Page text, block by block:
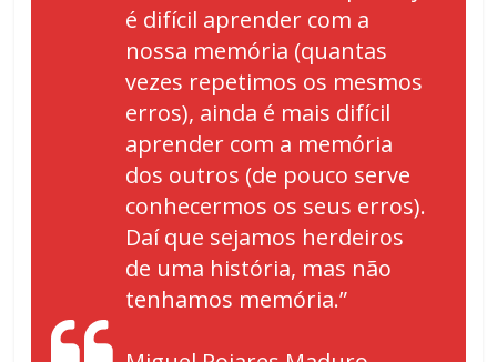
é difícil aprender com a
nossa memória (quantas
vezes repetimos os mesmos
erros), ainda é mais difícil
aprender com a memória
dos outros (de pouco serve
conhecermos os seus erros).
Daí que sejamos herdeiros
de uma história, mas não
tenhamos memória.”